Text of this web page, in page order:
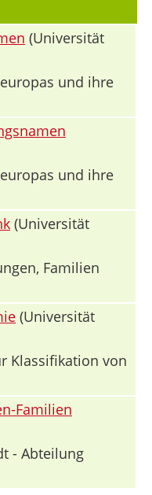
(Universität
und ihre
und ihre
(Universität
Familien
(Universität
Klassifikation von
Familien
- Abteilung